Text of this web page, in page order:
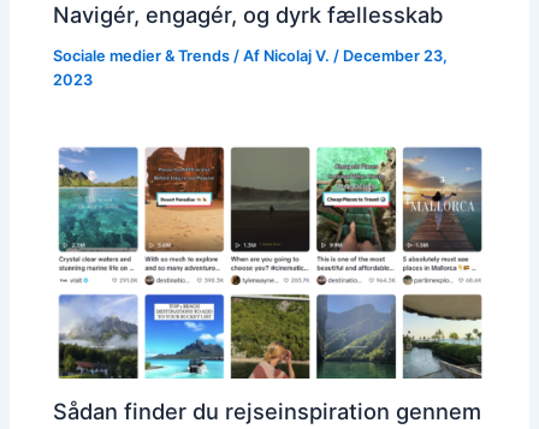
Navigér, engagér, og dyrk fællesskab
Sociale medier & Trends / Af Nicolaj V./ December 23,
2023
Sådan finder du rejseinspiration gennem